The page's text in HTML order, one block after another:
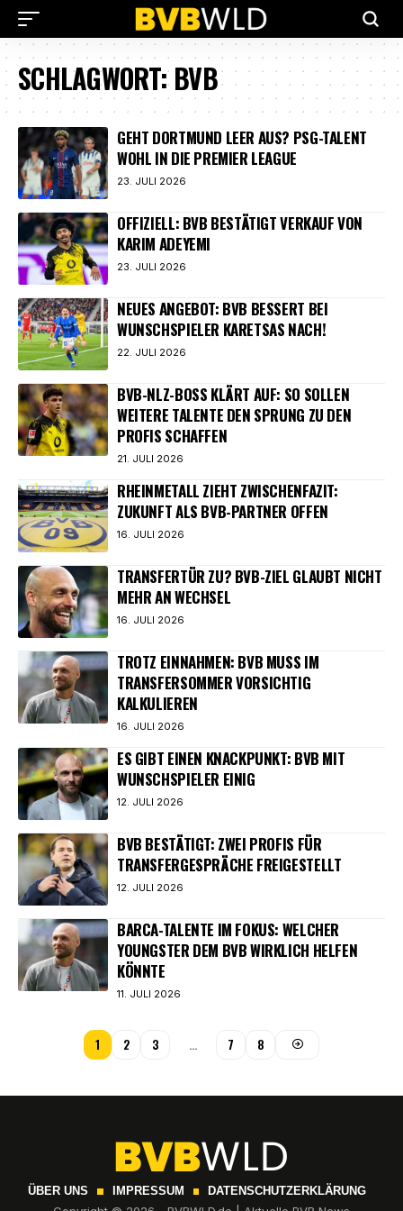
SCHLAGWORT:BVB
GEHT DORTMUND LEER AUS? PSG-TALENT
WOHL IN DIE PREMIER LEAGUE
23. JULI 2026
OFFIZIELL: BVB BESTÄTIGT VERKAUF VON
KARIM ADEYEMI
23. JULI 2026
NEUES ANGEBOT: BVB BESSERT BEI
WUNSCHSPIELER KARETSAS NACH!
22. JULI 2026
BVB-NLZ-BOSS KLÄRT AUF: SO SOLLEN
WEITERE TALENTE DEN SPRUNG ZU DEN
PROFIS SCHAFFEN
21. JULI 2026
RHEINMETALL ZIEHT ZWISCHENFAZIT:
ZUKUNFT ALS BVB-PARTNER OFFEN
16. JULI 2026
TRANSFERTÜR ZU? BVB-ZIEL GLAUBT NICHT
MEHR AN WECHSEL
16. JULI 2026
TROTZ EINNAHMEN: BVB MUSS IM
TRANSFERSOMMER VORSICHTIG
KALKULIEREN
16. JULI 2026
ES GIBT EINEN KNACKPUNKT: BVB MIT
WUNSCHSPIELER EINIG
12. JULI 2026
BVB BESTÄTIGT: ZWEI PROFIS FÜR
TRANSFERGESPRÄCHE FREIGESTELLT
12. JULI 2026
BARCA-TALENTE IM FOKUS: WELCHER
YOUNGSTER DEM BVB WIRKLICH HELFEN
KÖNNTE
11. JULI 2026
1 2 3 … 7 8
ÜBER UNS IMPRESSUM DATENSCHUTZERKLÄRUNG